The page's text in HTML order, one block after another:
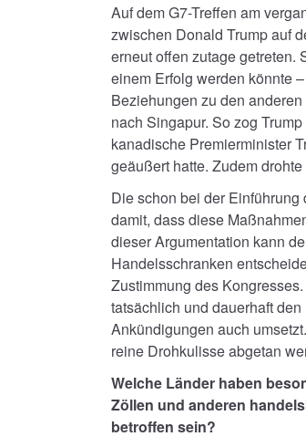
Auf dem G7-Treffen am
zwischen Donald Trump auf
erneut offen zutage getreten.
einem Erfolg werden könnte
Beziehungen zu den
nach Singapur. So zog
kanadische Premierminister
geäußert hatte. Zudem
Die schon bei der
damit, dass diese
dieser Argumentation kann
Handelsschranken
Zustimmung des
tatsächlich und dauerhaft
Ankündigungen auch
reine Drohkulisse abgetan
Welche Länder haben
Zöllen und anderen
betroffen sein?